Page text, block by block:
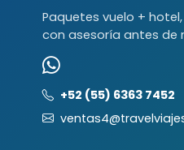
Paquetes vuelo +
con asesoría antes de
+52 (55) 6363 7452